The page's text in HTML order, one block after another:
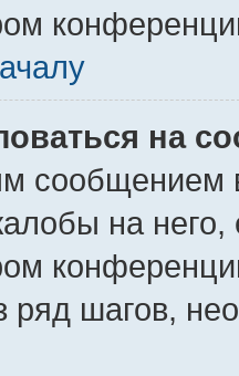
на
сообщением
на
ряд шагов,